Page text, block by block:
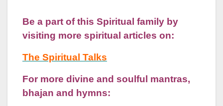
Be a part of this Spiritual family by
visiting more spiritual articles on:
The Spiritual Talks
For more divine and soulful mantras,
bhajan and hymns: